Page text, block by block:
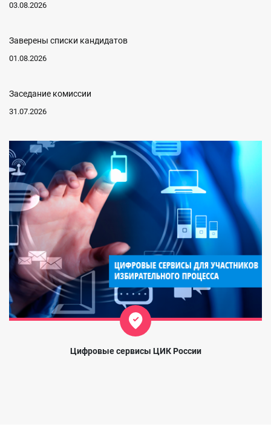
03.08.2026
Заверены списки кандидатов
01.08.2026
Заседание комиссии
31.07.2026
Цифровые сервисы ЦИК России